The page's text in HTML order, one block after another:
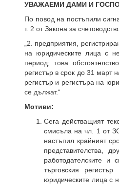
УВАЖАЕМИ ДАМИ И
По повод на постъпили
т. 2 от Закона за
„2. предприятия,
на юридическите лица с
период; това
регистър в срок до 31 март
регистър и регистъра на
се дължат.“
Мотиви:
Сега действащият
смисъла на чл. 1 от
настъпил крайният
представителства,
работодателските
търговския
юридическите лица с